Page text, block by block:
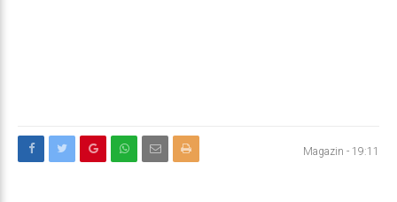
Magazin - 19:11